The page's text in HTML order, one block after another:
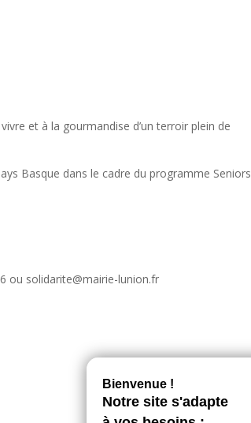
et à la gourmandise d’un terroir plein de
Basque dans le cadre du programme Seniors
ou solidarite@mairie-lunion.fr